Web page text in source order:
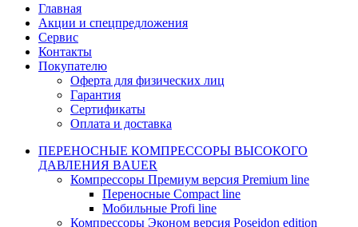
Главная
Акции и спецпредложения
Сервис
Контакты
Покупателю
Оферта для физических лиц
Гарантия
Сертификаты
Оплата и доставка
ПЕРЕНОСНЫЕ КОМПРЕССОРЫ ВЫСОКОГО
ДАВЛЕНИЯ BAUER
Компрессоры Премиум версия Premium line
Переносные Compact line
Мобильные Profi line
Компрессоры Эконом версия Poseidon edition